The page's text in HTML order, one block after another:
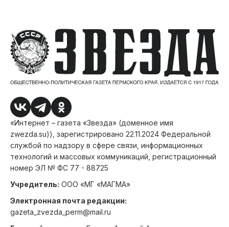
«Интернет – газета «Звезда» (доменное имя
zwezda.su)), зарегистрировано 22.11.2024 Федеральной
службой по надзору в сфере связи, информационных
технологий и массовых коммуникаций, регистрационный
номер ЭЛ № ФС 77 - 88725
Учредитель: ООО «МГ «МАГМА»
Электронная почта редакции:
gazeta_zvezda_perm@mail.ru